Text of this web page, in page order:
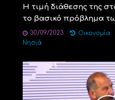
Η τιμή διάθεσης της
το βασικό πρόβλημα
30/09/2023 Οικονομία
Νησιά